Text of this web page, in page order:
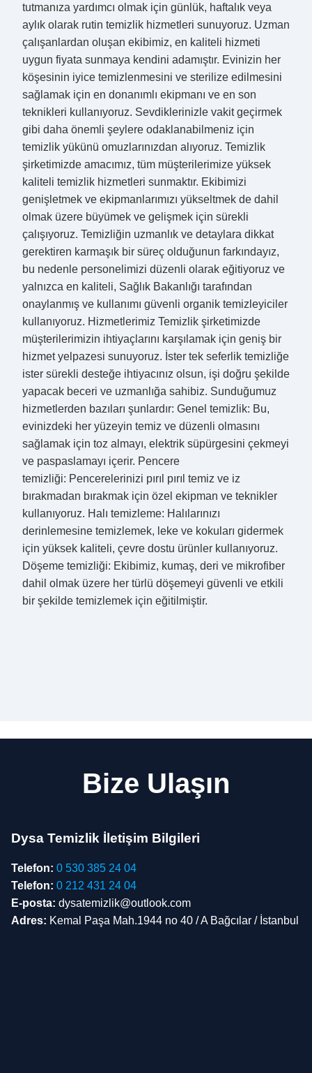
tutmanıza yardımcı olmak için günlük, haftalık veya
aylık olarak rutin temizlik hizmetleri sunuyoruz. Uzman
çalışanlardan oluşan ekibimiz, en kaliteli hizmeti
uygun fiyata sunmaya kendini adamıştır. Evinizin her
köşesinin iyice temizlenmesini ve sterilize edilmesini
sağlamak için en donanımlı ekipmanı ve en son
teknikleri kullanıyoruz. Sevdiklerinizle vakit geçirmek
gibi daha önemli şeylere odaklanabilmeniz için
temizlik yükünü omuzlarınızdan alıyoruz. Temizlik
şirketimizde amacımız, tüm müşterilerimize yüksek
kaliteli temizlik hizmetleri sunmaktır. Ekibimizi
genişletmek ve ekipmanlarımızı yükseltmek de dahil
olmak üzere büyümek ve gelişmek için sürekli
çalışıyoruz. Temizliğin uzmanlık ve detaylara dikkat
gerektiren karmaşık bir süreç olduğunun farkındayız,
bu nedenle personelimizi düzenli olarak eğitiyoruz ve
yalnızca en kaliteli, Sağlık Bakanlığı tarafından
onaylanmış ve kullanımı güvenli organik temizleyiciler
kullanıyoruz. Hizmetlerimiz Temizlik şirketimizde
müşterilerimizin ihtiyaçlarını karşılamak için geniş bir
hizmet yelpazesi sunuyoruz. İster tek seferlik temizliğe
ister sürekli desteğe ihtiyacınız olsun, işi doğru şekilde
yapacak beceri ve uzmanlığa sahibiz. Sunduğumuz
hizmetlerden bazıları şunlardır: Genel temizlik: Bu,
evinizdeki her yüzeyin temiz ve düzenli olmasını
sağlamak için toz almayı, elektrik süpürgesini çekmeyi
ve paspaslamayı içerir. Pencere
temizliği: Pencerelerinizi pırıl pırıl temiz ve iz
bırakmadan bırakmak için özel ekipman ve teknikler
kullanıyoruz. Halı temizleme: Halılarınızı
derinlemesine temizlemek, leke ve kokuları gidermek
için yüksek kaliteli, çevre dostu ürünler kullanıyoruz.
Döşeme temizliği: Ekibimiz, kumaş, deri ve mikrofiber
dahil olmak üzere her türlü döşemeyi güvenli ve etkili
bir şekilde temizlemek için eğitilmiştir.
Bize Ulaşın
Dysa Temizlik İletişim Bilgileri
Telefon: 0 530 385 24 04
Telefon: 0 212 431 24 04
E-posta: dysatemizlik@outlook.com
Adres: Kemal Paşa Mah.1944 no 40 / A Bağcılar / İstanbul